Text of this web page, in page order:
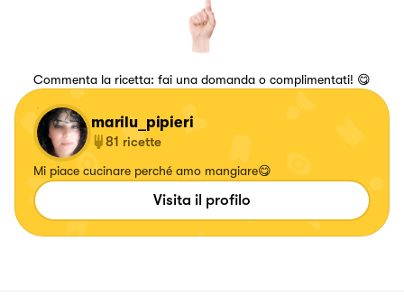
Commenta la ricetta: fai una domanda o complimentati! 😋
marilu_pipieri
81 ricette
Mi piace cucinare perché amo mangiare😋
Visita il profilo